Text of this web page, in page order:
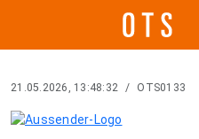
21.05.2026, 13:48:32 / OTS0133